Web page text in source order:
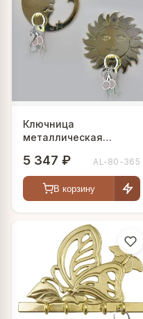
Ключница
металлическая
Луна
5 347 ₽ AL-80-365
В корзину